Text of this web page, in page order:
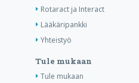
Rotaract ja Interact
Lääkäripankki
Yhteistyö
Tule mukaan
Tule mukaan